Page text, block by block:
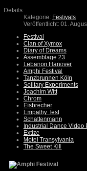
Details
Kategorie: Festivals
Veröffentlicht: 01.
Festival
Clan of Xymox
Diary of Dreams
Assemblage 23
Lebanon Hanover
Amphi Festival
Tanzbrunnen Köln
Solitary Experiments
Joachim Witt
Chrom
Eisbrecher
Empathy Test
Schattenmann
Industrial Dance Video
Extize
Motel Transylvania
The Sweet Kill